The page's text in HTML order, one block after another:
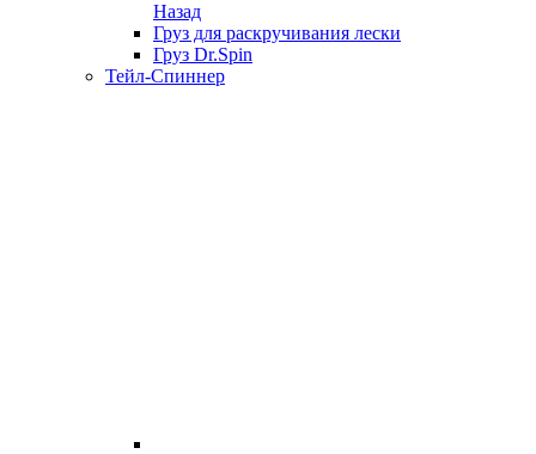
Назад
Груз для раскручивания лески
Груз Dr.Spin
Тейл-Спиннер